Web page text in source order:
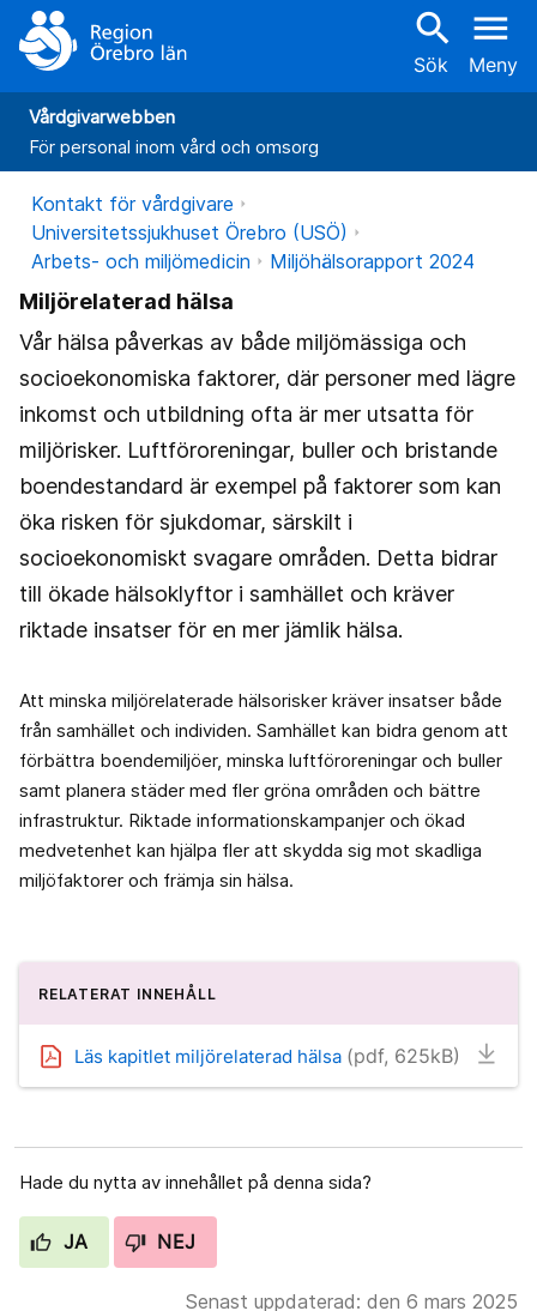
search
Sök
menu
Meny
Vårdgivarwebben
För personal inom vård och omsorg
Kontakt för vårdgivare
Universitetssjukhuset Örebro (USÖ)
Arbets- och miljömedicin
Miljöhälsorapport 2024
Miljörelaterad hälsa
Vår hälsa påverkas av både miljömässiga och
socioekonomiska faktorer, där personer med lägre
inkomst och utbildning ofta är mer utsatta för
miljörisker. Luftföroreningar, buller och bristande
boendestandard är exempel på faktorer som kan
öka risken för sjukdomar, särskilt i
socioekonomiskt svagare områden. Detta bidrar
till ökade hälsoklyftor i samhället och kräver
riktade insatser för en mer jämlik hälsa.
Att minska miljörelaterade hälsorisker kräver insatser både
från samhället och individen. Samhället kan bidra genom att
förbättra boendemiljöer, minska luftföroreningar och buller
samt planera städer med fler gröna områden och bättre
infrastruktur. Riktade informationskampanjer och ökad
medvetenhet kan hjälpa fler att skydda sig mot skadliga
miljöfaktorer och främja sin hälsa.
RELATERAT INNEHÅLL
Läs kapitlet miljörelaterad hälsa (pdf, 625kB)
Hade du nytta av innehållet på denna sida?
JA NEJ
Senast uppdaterad: den 6 mars 2025